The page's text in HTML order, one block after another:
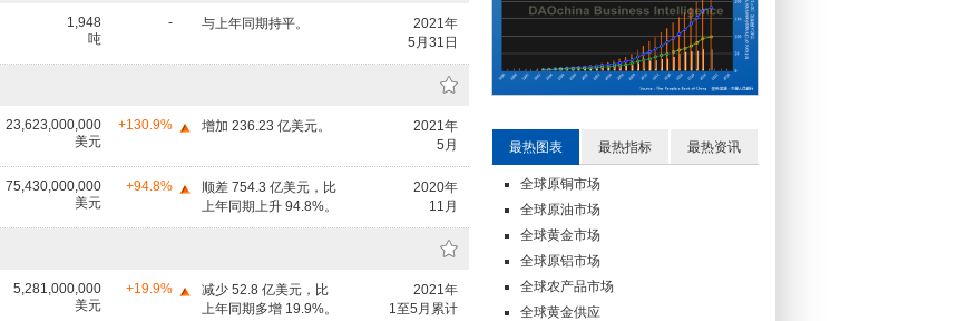
1,948
吨
- 与上年同期持平。
2021年
5月31日
23,623,000,000
美元
+130.9% 增加 236.23 亿美元。
2021年
5月
75,430,000,000
美元
+94.8%
顺差 754.3 亿美元，比
上年同期上升 94.8%。
2020年
11月
5,281,000,000
美元
+19.9%
减少 52.8 亿美元，比
上年同期多增 19.9%。
2021年
1至5月累计
最热图表 最热指标 最热资讯
全球原铜市场
全球原油市场
全球黄金市场
全球原铝市场
全球农产品市场
全球黄金供应